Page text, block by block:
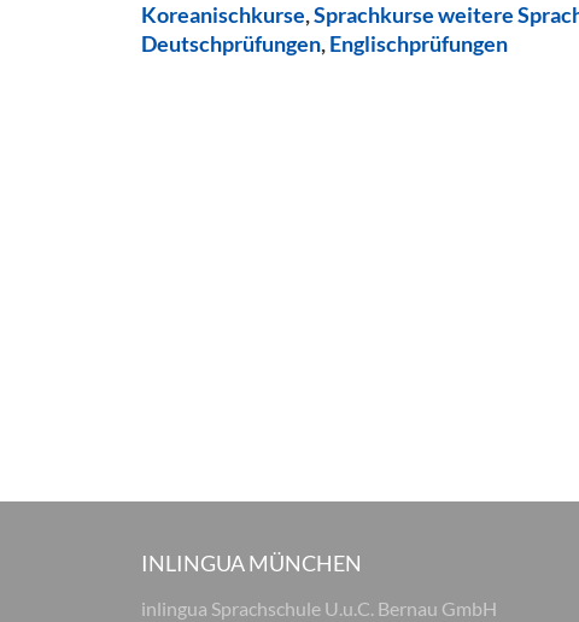
Koreanischkurse,Sprachkurse weitere
Deutschprüfungen,Englischprüfungen
INLINGUA MÜNCHEN
inlingua Sprachschule U.u.C. Bernau GmbH